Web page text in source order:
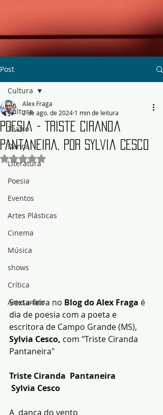
Post
Cultura
Teatro
Dança
Literatura
Poesia
Eventos
Artes Plásticas
Cinema
Música
shows
Crítica
Artesanato
Cultura
Poesia - Triste Ciranda
Pantaneira, por Sylvia Cesco
Alex Fraga
2 de ago. de 2024 1 min de leitura
Avaliado com NaN de 5 estrelas.
Sexta-feira no Blog do Alex Fraga é
dia de poesia com a poeta e
escritora de Campo Grande (MS),
Sylvia Cesco, com "Triste Ciranda
Pantaneira"
Triste Ciranda  Pantaneira
Sylvia Cesco
A  dança do vento